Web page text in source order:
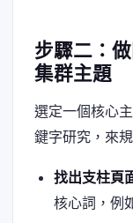
步驟二：
集群主題
選定一個核心
鍵字研究，來
找出支柱頁
核心詞，例